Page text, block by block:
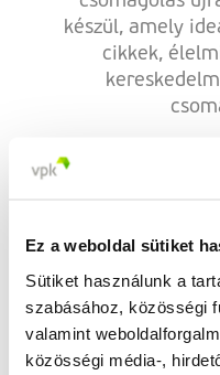
Ez a weboldal sütiket
Sütiket használunk a
szabásához, közösségi
valamint
közösségi média-,
készül, amely
cikkek,
VPK Limerick
Galvone Business
V94 HD89 Limerick
Írország